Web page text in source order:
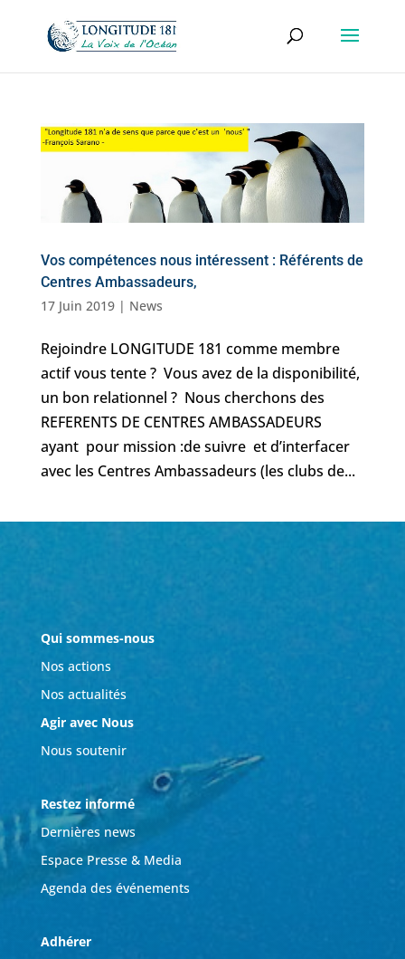
Vos compétences nous intéressent : Référents de
Centres Ambassadeurs,
17 Juin 2019| News
Rejoindre LONGITUDE 181 comme membre
actif vous tente ? Vous avez de la disponibilité,
un bon relationnel ? Nous cherchons des
REFERENTS DE CENTRES AMBASSADEURS
ayant pour mission :de suivre et d’interfacer
avec les Centres Ambassadeurs (les clubs de...
Qui sommes-nous
Nos actions
Nos actualités
Agir avec Nous
Nous soutenir
Restez informé
Dernières news
Espace Presse & Media
Agenda des événements
Adhérer